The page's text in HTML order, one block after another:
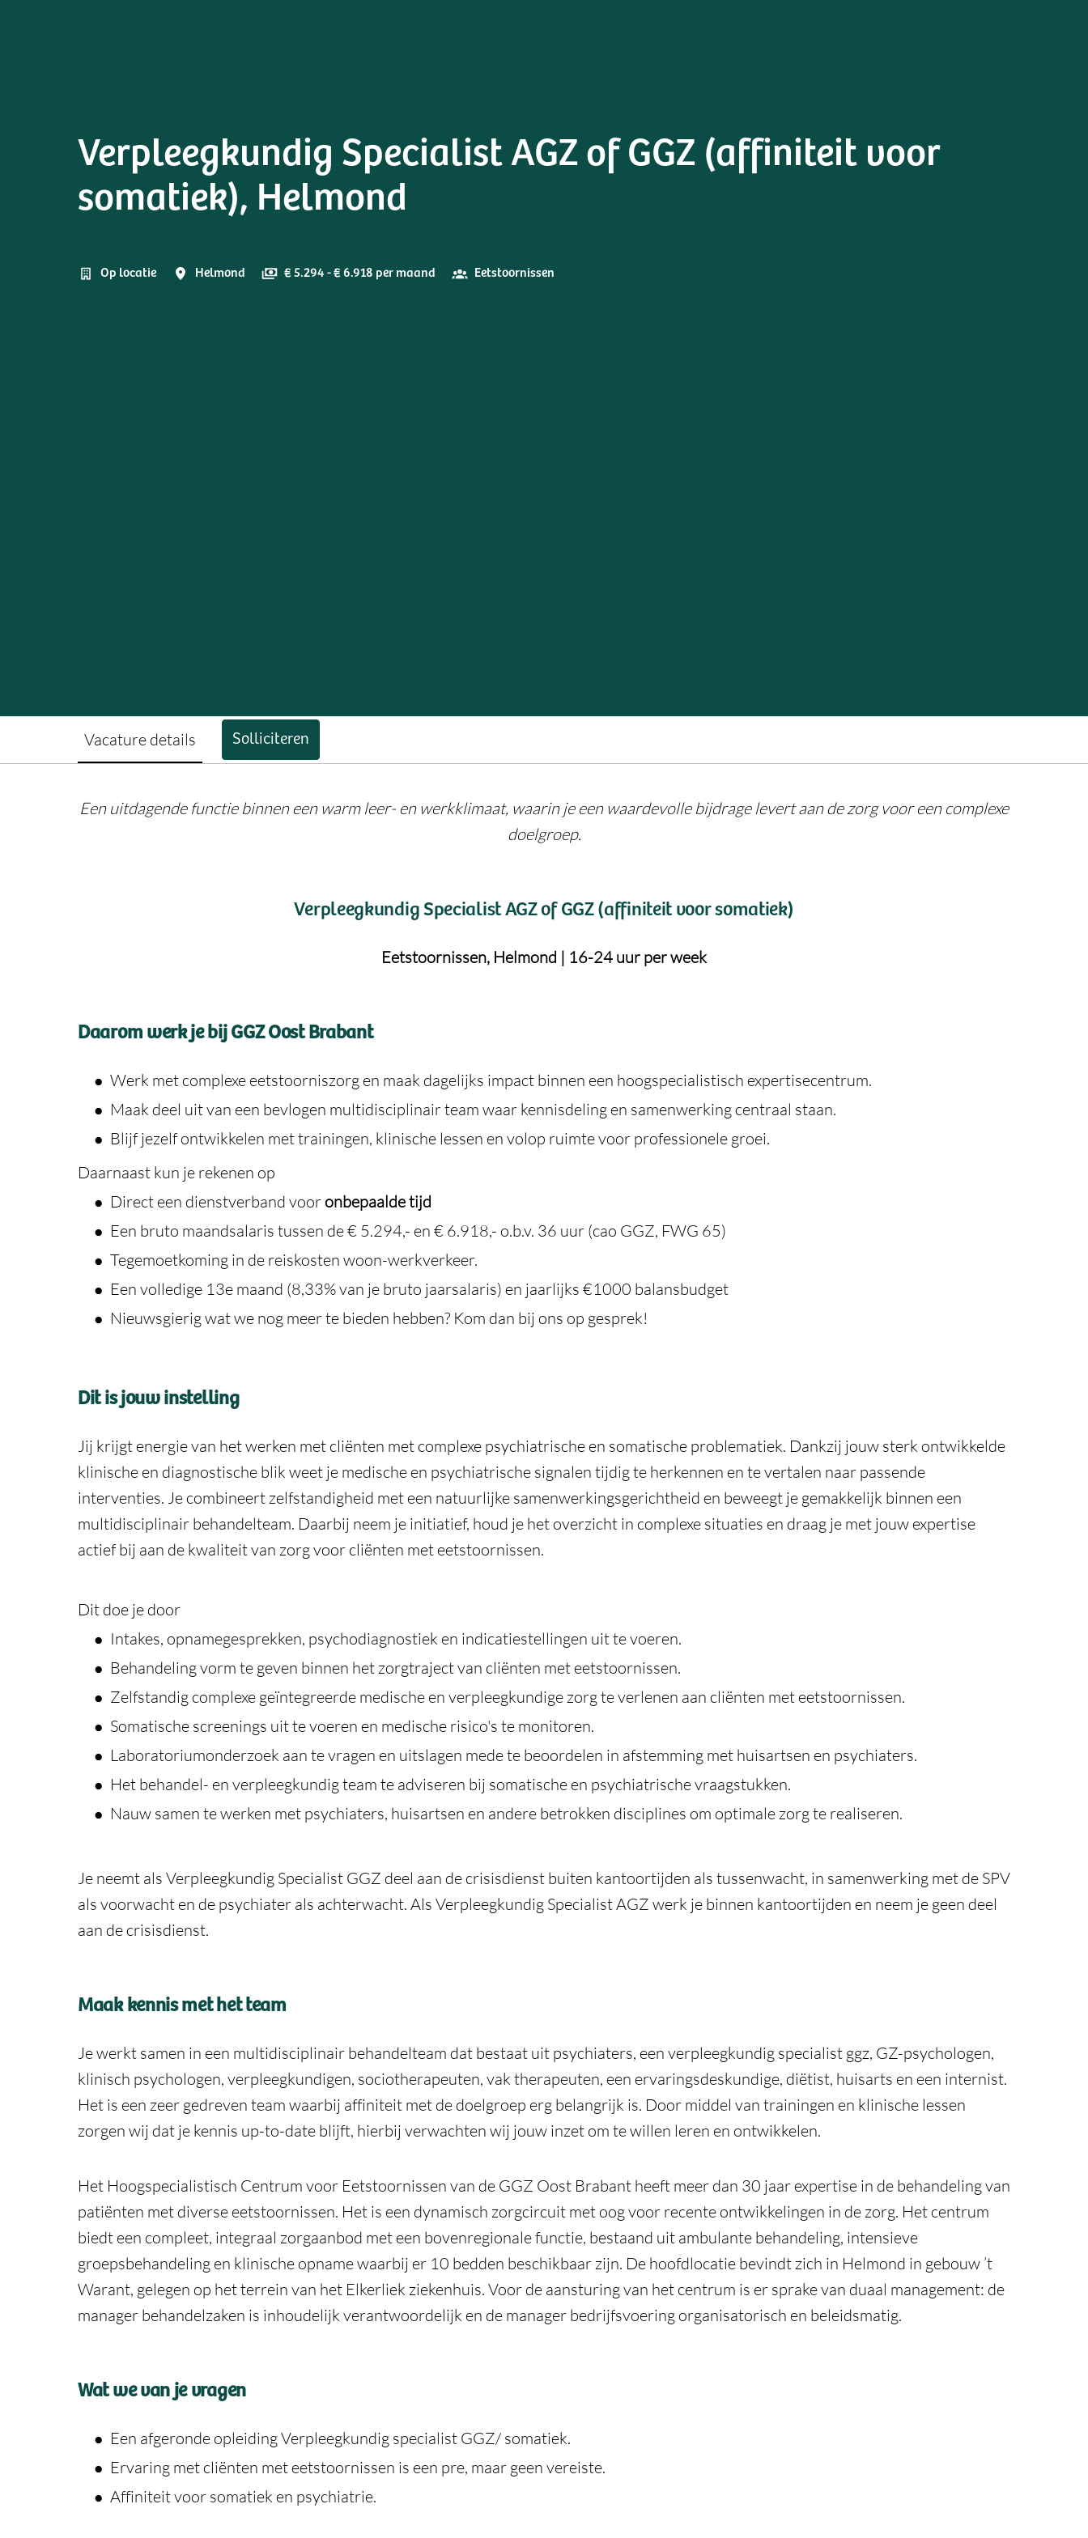
Verpleegkundig Specialist AGZ of GGZ (affiniteit voor
somatiek), Helmond
Op locatie Helmond € 5.294 - € 6.918 per maand Eetstoornissen
Vacature details Solliciteren
Een uitdagende functie binnen een warm leer- en werkklimaat, waarin je een waardevolle bijdrage levert aan de zorg voor een complexe
doelgroep.
Verpleegkundig Specialist AGZ of GGZ (affiniteit voor somatiek)
Eetstoornissen, Helmond | 16-24 uur per week
Daarom werk je bij GGZ Oost Brabant
Werk met complexe eetstoorniszorg en maak dagelijks impact binnen een hoogspecialistisch expertisecentrum.
Maak deel uit van een bevlogen multidisciplinair team waar kennisdeling en samenwerking centraal staan.
Blijf jezelf ontwikkelen met trainingen, klinische lessen en volop ruimte voor professionele groei.
Daarnaast kun je rekenen op
Direct een dienstverband vooronbepaalde tijd
Een bruto maandsalaris tussen de € 5.294,- en € 6.918,- o.b.v. 36 uur (cao GGZ, FWG 65)
Tegemoetkoming in de reiskosten woon-werkverkeer.
Een volledige 13e maand (8,33% van je bruto jaarsalaris) en jaarlijks €1000 balansbudget
Nieuwsgierig wat we nog meer te bieden hebben? Kom dan bij ons op gesprek!
Dit is jouw instelling
Jij krijgt energie van het werken met cliënten met complexe psychiatrische en somatische problematiek. Dankzij jouw sterk ontwikkelde
klinische en diagnostische blik weet je medische en psychiatrische signalen tijdig te herkennen en te vertalen naar passende
interventies. Je combineert zelfstandigheid met een natuurlijke samenwerkingsgerichtheid en beweegt je gemakkelijk binnen een
multidisciplinair behandelteam. Daarbij neem je initiatief, houd je het overzicht in complexe situaties en draag je met jouw expertise
actief bij aan de kwaliteit van zorg voor cliënten met eetstoornissen.
Dit doe je door
Intakes, opnamegesprekken, psychodiagnostiek en indicatiestellingen uit te voeren.
Behandeling vorm te geven binnen het zorgtraject van cliënten met eetstoornissen.
Zelfstandig complexe geïntegreerde medische en verpleegkundige zorg te verlenen aan cliënten met eetstoornissen.
Somatische screenings uit te voeren en medische risico's te monitoren.
Laboratoriumonderzoek aan te vragen en uitslagen mede te beoordelen in afstemming met huisartsen en psychiaters.
Het behandel- en verpleegkundig team te adviseren bij somatische en psychiatrische vraagstukken.
Nauw samen te werken met psychiaters, huisartsen en andere betrokken disciplines om optimale zorg te realiseren.
Je neemt als Verpleegkundig Specialist GGZ deel aan de crisisdienst buiten kantoortijden als tussenwacht, in samenwerking met de SPV
als voorwacht en de psychiater als achterwacht. Als Verpleegkundig Specialist AGZ werk je binnen kantoortijden en neem je geen deel
aan de crisisdienst.
Maak kennis met het team
Je werkt samen in een multidisciplinair behandelteam dat bestaat uit psychiaters, een verpleegkundig specialist ggz, GZ-psychologen,
klinisch psychologen, verpleegkundigen, sociotherapeuten, vak therapeuten, een ervaringsdeskundige, diëtist, huisarts en een internist.
Het is een zeer gedreven team waarbij affiniteit met de doelgroep erg belangrijk is. Door middel van trainingen en klinische lessen
zorgen wij dat je kennis up-to-date blijft, hierbij verwachten wij jouw inzet om te willen leren en ontwikkelen.
Het Hoogspecialistisch Centrum voor Eetstoornissen van de GGZ Oost Brabant heeft meer dan 30 jaar expertise in de behandeling van
patiënten met diverse eetstoornissen. Het is een dynamisch zorgcircuit met oog voor recente ontwikkelingen in de zorg. Het centrum
biedt een compleet, integraal zorgaanbod met een bovenregionale functie, bestaand uit ambulante behandeling, intensieve
groepsbehandeling en klinische opname waarbij er 10 bedden beschikbaar zijn. De hoofdlocatie bevindt zich in Helmond in gebouw ’t
Warant, gelegen op het terrein van het Elkerliek ziekenhuis. Voor de aansturing van het centrum is er sprake van duaal management: de
manager behandelzaken is inhoudelijk verantwoordelijk en de manager bedrijfsvoering organisatorisch en beleidsmatig.
Wat we van je vragen
Een afgeronde opleiding Verpleegkundig specialist GGZ/ somatiek.
Ervaring met cliënten met eetstoornissen is een pre, maar geen vereiste.
Affiniteit voor somatiek en psychiatrie.